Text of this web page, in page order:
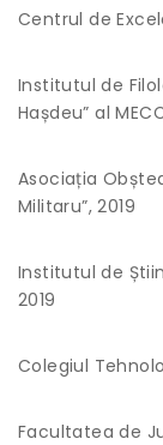
Centrul de
Institutul de
Hașdeu” al
Asociația
Militaru”, 2019
Institutul de
2019
Colegiul
Facultatea de